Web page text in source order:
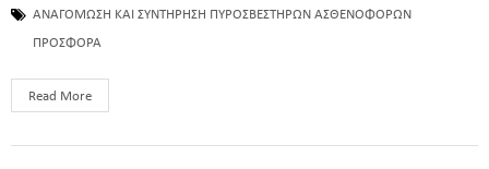
ΑΝΑΓΟΜΩΣΗ ΚΑΙ ΣΥΝΤΗΡΗΣΗ ΠΥΡΟΣΒΕΣΤΗΡΩΝ ΑΣΘΕΝΟΦΟΡΩΝ
ΠΡΟΣΦΟΡΑ
Read More